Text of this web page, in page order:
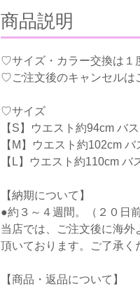
商品説明
♡サイズ・カラー交換は１
♡ご注文後のキャンセルは
♡サイズ
【S】ウエスト約94cm バ
【M】ウエスト約102cm
【L】ウエスト約110cm
【納期について】
●約３～４週間。（２０日
当店では、ご注文後に海
頂いております。ご了承く
【商品・返品について】